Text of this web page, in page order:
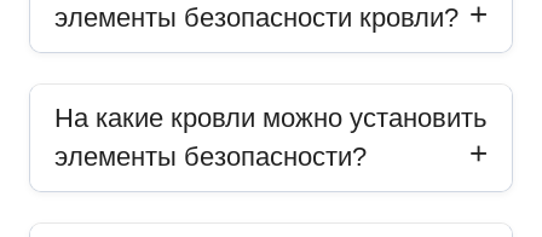
элементы безопасности кровли?
На какие кровли можно установить
элементы безопасности?